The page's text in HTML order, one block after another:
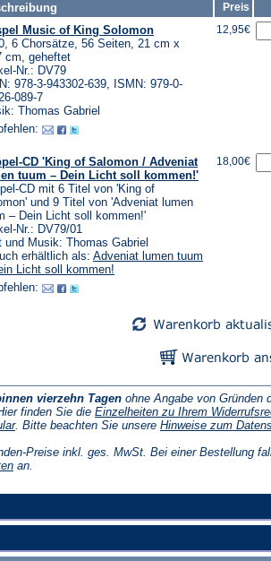
Preis
Music of King Solomon
6 Chorsätze, 56 Seiten, 21 cm x
cm, geheftet
Nr.: DV79
978-3-943302-639, ISMN: 979-0-
089-7
Thomas Gabriel
12,95€
CD 'King of Salomon / Adveniat
tuum – Dein Licht soll kommen!'
CD mit 6 Titel von 'King of
und 9 Titel von 'Adveniat lumen
– Dein Licht soll kommen!'
Nr.: DV79/01
und Musik: Thomas Gabriel
erhältlich als: Adveniat lumen tuum
Licht soll kommen!
18,00€
vierzehn Tagen ohne Angabe von Gründen
finden Sie die Einzelheiten zu Ihrem
(Öffnet
einem
neuen
. Bitte beachten Sie unsere Hinweise zum
Preise inkl. ges. MwSt. Bei einer Bestellung
(Öffnet
an.